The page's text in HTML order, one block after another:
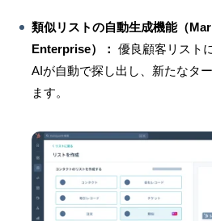
類似リストの自動生成機能（
Enterprise）： 優良顧客リスト
AIが自動で探し出し、新たなタ
ます。